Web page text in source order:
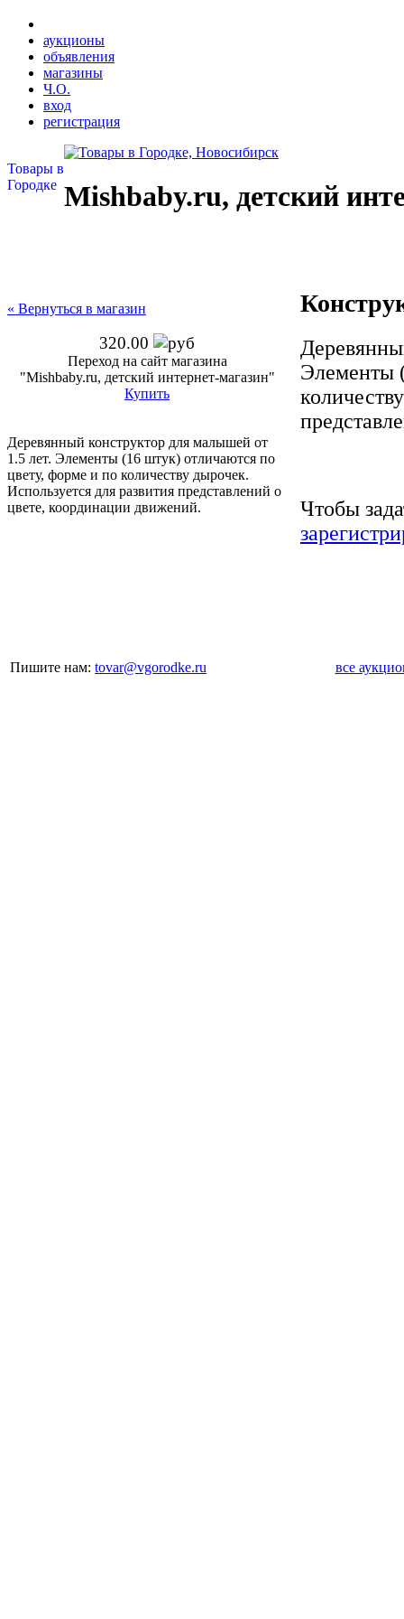
аукционы
объявления
магазины
Ч.О.
вход
регистрация
Товары в
Городке Mishbaby.ru, детский
« Вернуться в магазин
320.00
Переход на сайт магазина
"Mishbaby.ru, детский интернет-магазин"
Купить
Деревянный конструктор для малышей от
1.5 лет. Элементы (16 штук) отличаются по
цвету, форме и по количеству дырочек.
Используется для развития представлений о
цвете, координации движений.
Элементы
Чтобы
Пишите нам: tovar@vgorodke.ru все